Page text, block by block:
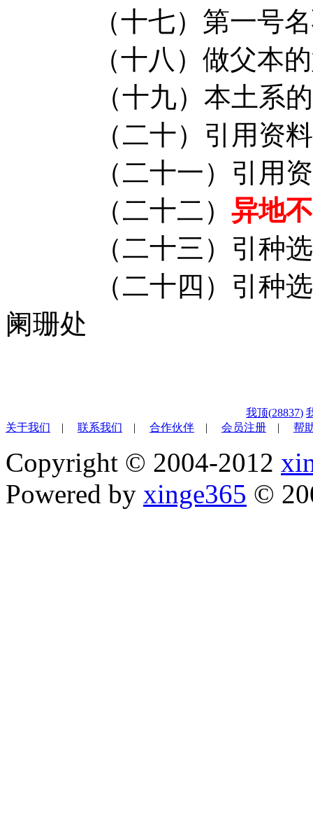
（十七）第一号
（十八）做父本
（十九）本土系
（二十） 引用资
（二十一） 引用
（二十二） 异地
（二十三）引种
（二十四）引种
阑珊处
我顶(28837)
关于我们 | 联系我们 | 合作伙伴 | 会员注册 | 帮
Copyright © 2004-2012
Powered by xinge365 ©